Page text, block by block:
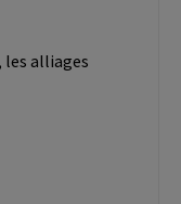
les alliages